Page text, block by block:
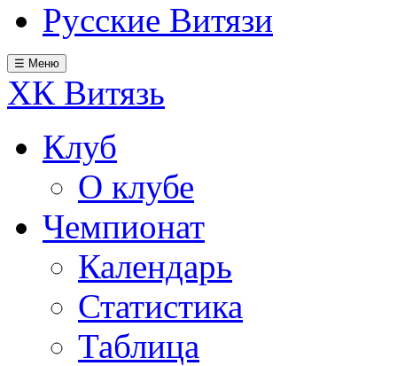
Русские Витязи
☰ Меню
ХК Витязь
Клуб
О клубе
Чемпионат
Календарь
Статистика
Таблица